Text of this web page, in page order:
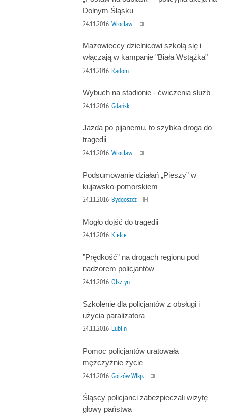
Dolnym Śląsku
24.11.2016 Wrocław
Mazowieccy dzielnicowi szkolą się i
włączają w kampanie "Biała Wstążka"
24.11.2016 Radom
Wybuch na stadionie - ćwiczenia służb
24.11.2016 Gdańsk
Jazda po pijanemu, to szybka droga do
tragedii
24.11.2016 Wrocław
Podsumowanie działań „Pieszy” w
kujawsko-pomorskiem
24.11.2016 Bydgoszcz
Mogło dojść do tragedii
24.11.2016 Kielce
”Prędkość” na drogach regionu pod
nadzorem policjantów
24.11.2016 Olsztyn
Szkolenie dla policjantów z obsługi i
użycia paralizatora
24.11.2016 Lublin
Pomoc policjantów uratowała
mężczyźnie życie
24.11.2016 Gorzów Wlkp.
Śląscy policjanci zabezpieczali wizytę
głowy państwa